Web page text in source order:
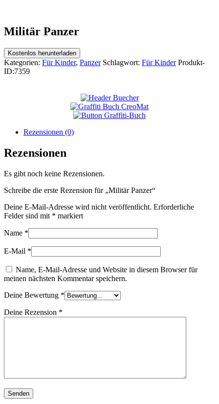
Militär Panzer
Kostenlos herunterladen
Kategorien: Für Kinder, Panzer Schlagwort: Für Kinder Produkt-
ID:7359
Rezensionen (0)
Rezensionen
Es gibt noch keine Rezensionen.
Schreibe die erste Rezension für „Militär Panzer“
Deine E-Mail-Adresse wird nicht veröffentlicht. Erforderliche
Felder sind mit * markiert
Name *
E-Mail *
Name, E-Mail-Adresse und Website in diesem Browser für
meinen nächsten Kommentar speichern.
Deine Bewertung *
Deine Rezension *